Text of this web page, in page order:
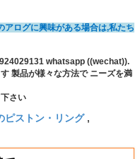
アログに興味がある場合は,私たち
whatsapp ((wechat)).
製品が様々な方法で ニーズを満
さい
ピストン・リング,